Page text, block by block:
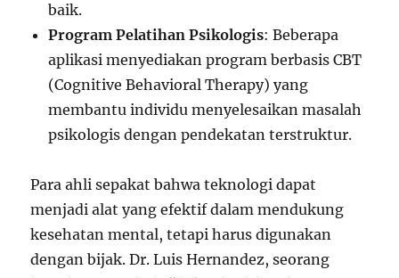
baik.
Program Pelatihan Psikologis: Beberapa
aplikasi menyediakan program berbasis CBT
(Cognitive Behavioral Therapy) yang
membantu individu menyelesaikan masalah
psikologis dengan pendekatan terstruktur.
Para ahli sepakat bahwa teknologi dapat
menjadi alat yang efektif dalam mendukung
kesehatan mental, tetapi harus digunakan
dengan bijak. Dr. Luis Hernandez, seorang